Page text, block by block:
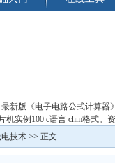
新版《电子电路公式计算器
机实例100 c语言 chm格式。
技术 >> 正文